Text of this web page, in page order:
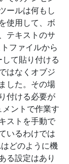
ールは何もし
使用して、ボ
テキストのサ
ファイルから
て貼り付ける
はなくオブジ
した。その場
付ける必要が
ントで作業す
ストを手動で
いるわけでは
どのように機
る設定はあり